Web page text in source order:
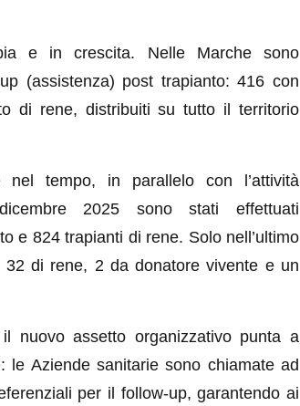
e in crescita. Nelle Marche sono
(assistenza) post trapianto: 416 con
di rene, distribuiti su tutto il territorio
nel tempo, in parallelo con l’attività
2025 sono stati effettuati
e 824 trapianti di rene. Solo nell’ultimo
di rene, 2 da donatore vivente e un
nuovo assetto organizzativo punta a
le Aziende sanitarie sono chiamate ad
per il follow-up, garantendo ai